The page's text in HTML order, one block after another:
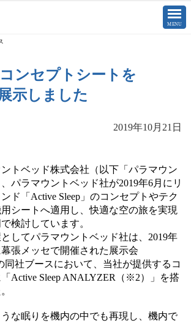
CLOSE
MENU
ンセプトシートを
示しました
2019年10月21日
トベッド株式会社（以下「パラマウン
パラマウントベッド社が2019年6月にリ
ド「 Active Sleep 」のコンセプトやテク
シートへ適用し、快適な空の旅を実現
検討しています。
してパラマウントベッド社は、2019年
幕張メッセで開催された展示会
同社ブースにおいて、当社が提供するコ
Active Sleep ANALYZER （※2）」を搭
な眠りを機内の中でも再現し、機内で